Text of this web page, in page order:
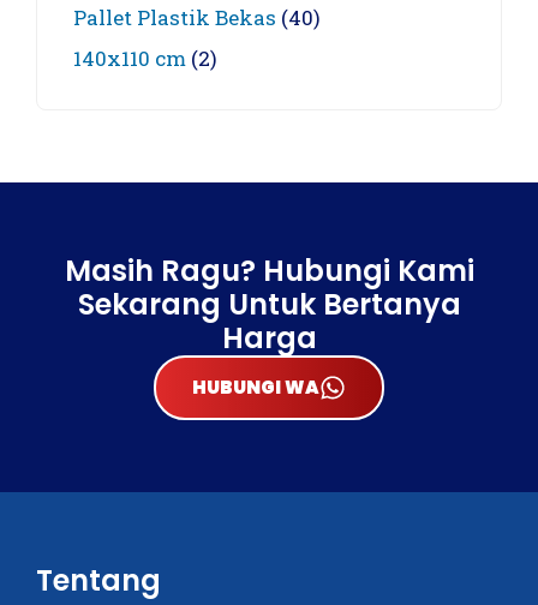
Pallet Plastik Bekas (40)
140x110 cm (2)
Masih Ragu? Hubungi Kami
Sekarang Untuk Bertanya
Harga
HUBUNGI WA
Tentang